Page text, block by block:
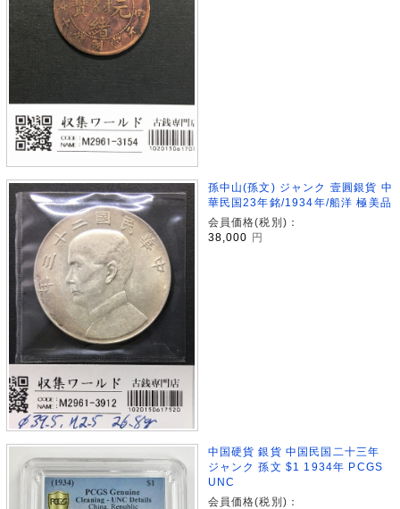
孫中山(孫文) ジャンク 壹圓銀貨 中
華民国23年銘/1934年/船洋 極美品
会員価格(税別)：
38,000
円
中国硬貨 銀貨 中国民国二十三年
ジャンク 孫文 $1 1934年 PCGS
UNC
会員価格(税別)：